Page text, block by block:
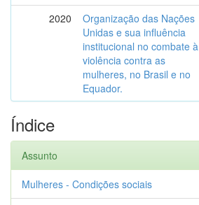
2020
Organização das Nações
Unidas e sua influência
institucional no combate à
violência contra as
mulheres, no Brasil e no
Equador.
Índice
Assunto
Mulheres - Condições sociais